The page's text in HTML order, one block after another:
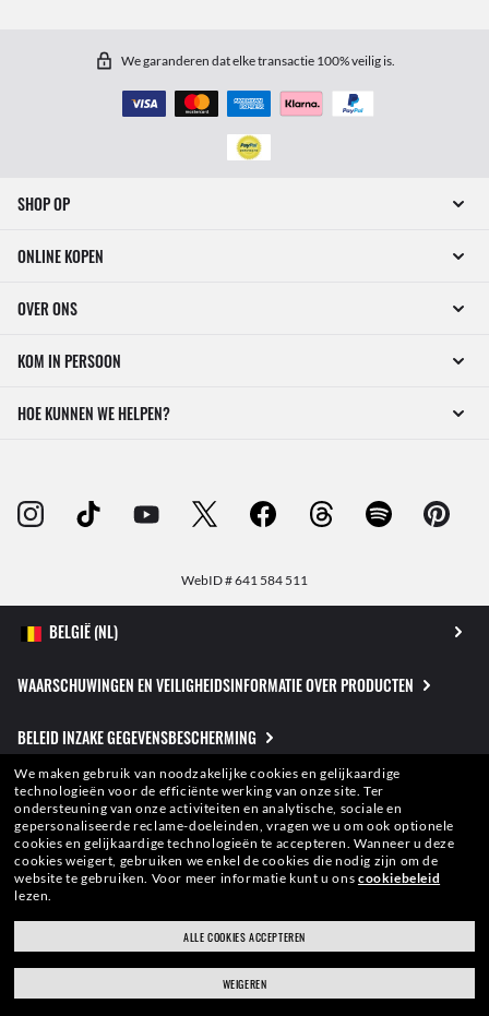
We garanderen dat elke transactie 100% veilig is.
SHOP OP
ONLINE KOPEN
OVER ONS
KOM IN PERSOON
HOE KUNNEN WE HELPEN?
WebID #641 584 511
WAARSCHUWINGEN EN VEILIGHEIDSINFORMATIE OVER PRODUCTEN
BELEID INZAKE GEGEVENSBESCHERMING
SITEMAP
WETTELIJK
De foto's en afbeeldingen op deze website dienen uitsluitend ter illustratie.
Daarom kunnen geen kwaliteiten ofkarakteristieken van de getoonde producten
van de relevante foto's worden afgeleid. Voor bepaalde activiteiten van Luxottica
Group S.p.A. kan toestemming zijn verleend volgens het VS octrooinr.
Copyright ©2026 LuxotticaGroup S.p.A.
We maken gebruik van noodzakelijke cookies en gelijkaardige
technologieën voor de efficiënte werking van onze site. Ter
ondersteuning van onze activiteiten en analytische, sociale en
gepersonaliseerde reclame-doeleinden, vragen we u om ook optionele
cookies en gelijkaardige technologieën te accepteren. Wanneer u deze
cookies weigert, gebruiken we enkel de cookies die nodig zijn om de
website te gebruiken. Voor meer informatie kunt u ons cookiebeleid
lezen.
ALLE COOKIES ACCEPTEREN
WEIGEREN